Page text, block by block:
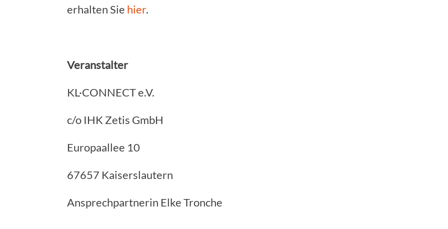
erhalten Sie hier.
Veranstalter
KL·CONNECT e.V.
c/o IHK Zetis GmbH
Europaallee 10
67657 Kaiserslautern
Ansprechpartnerin Elke Tronche